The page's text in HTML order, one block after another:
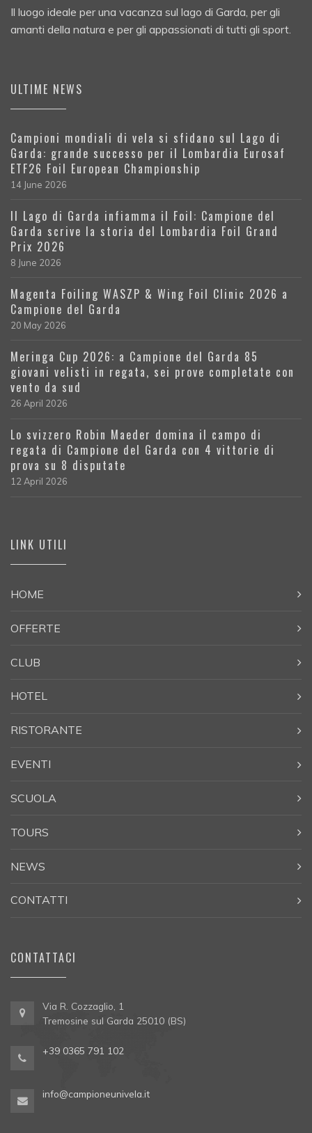
Il luogo ideale per una vacanza sul lago di Garda, per gli
amanti della natura e per gli appassionati di tutti gli sport.
ULTIME NEWS
Campioni mondiali di vela si sfidano sul Lago di
Garda: grande successo per il Lombardia Eurosaf
ETF26 Foil European Championship
14 June 2026
Il Lago di Garda infiamma il Foil: Campione del
Garda scrive la storia del Lombardia Foil Grand
Prix 2026
8 June 2026
Magenta Foiling WASZP & Wing Foil Clinic 2026 a
Campione del Garda
20 May 2026
Meringa Cup 2026: a Campione del Garda 85
giovani velisti in regata, sei prove completate con
vento da sud
26 April 2026
Lo svizzero Robin Maeder domina il campo di
regata di Campione del Garda con 4 vittorie di
prova su 8 disputate
12 April 2026
LINK UTILI
HOME
OFFERTE
CLUB
HOTEL
RISTORANTE
EVENTI
SCUOLA
TOURS
NEWS
CONTATTI
CONTATTACI
Via R. Cozzaglio, 1
Tremosine sul Garda 25010 (BS)
+39 0365 791 102
info@campioneunivela.it